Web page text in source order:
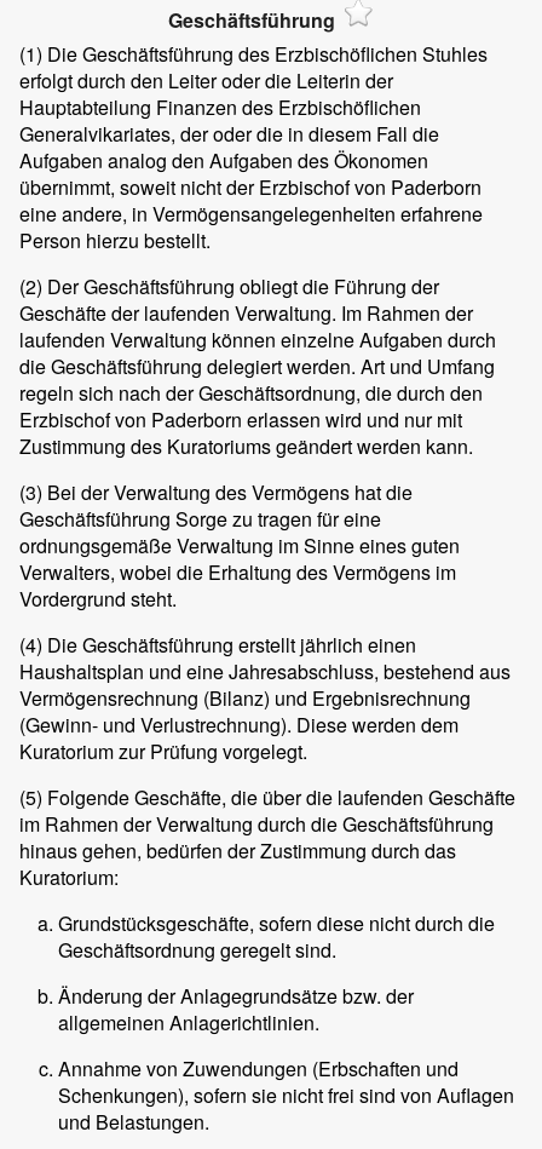
Geschäftsführung
(1) Die Geschäftsführung des Erzbischöflichen Stuhles
erfolgt durch den Leiter oder die Leiterin der
Hauptabteilung Finanzen des Erzbischöflichen
Generalvikariates, der oder die in diesem Fall die
Aufgaben analog den Aufgaben des Ökonomen
übernimmt, soweit nicht der Erzbischof von Paderborn
eine andere, in Vermögensangelegenheiten erfahrene
Person hierzu bestellt.
(2) Der Geschäftsführung obliegt die Führung der
Geschäfte der laufenden Verwaltung. Im Rahmen der
laufenden Verwaltung können einzelne Aufgaben durch
die Geschäftsführung delegiert werden. Art und Umfang
regeln sich nach der Geschäftsordnung, die durch den
Erzbischof von Paderborn erlassen wird und nur mit
Zustimmung des Kuratoriums geändert werden kann.
(3) Bei der Verwaltung des Vermögens hat die
Geschäftsführung Sorge zu tragen für eine
ordnungsgemäße Verwaltung im Sinne eines guten
Verwalters, wobei die Erhaltung des Vermögens im
Vordergrund steht.
(4) Die Geschäftsführung erstellt jährlich einen
Haushaltsplan und eine Jahresabschluss, bestehend aus
Vermögensrechnung (Bilanz) und Ergebnisrechnung
(Gewinn- und Verlustrechnung). Diese werden dem
Kuratorium zur Prüfung vorgelegt.
(5) Folgende Geschäfte, die über die laufenden Geschäfte
im Rahmen der Verwaltung durch die Geschäftsführung
hinaus gehen, bedürfen der Zustimmung durch das
Kuratorium:
Grundstücksgeschäfte, sofern diese nicht durch die
Geschäftsordnung geregelt sind.
Änderung der Anlagegrundsätze bzw. der
allgemeinen Anlagerichtlinien.
Annahme von Zuwendungen (Erbschaften und
Schenkungen), sofern sie nicht frei sind von Auflagen
und Belastungen.